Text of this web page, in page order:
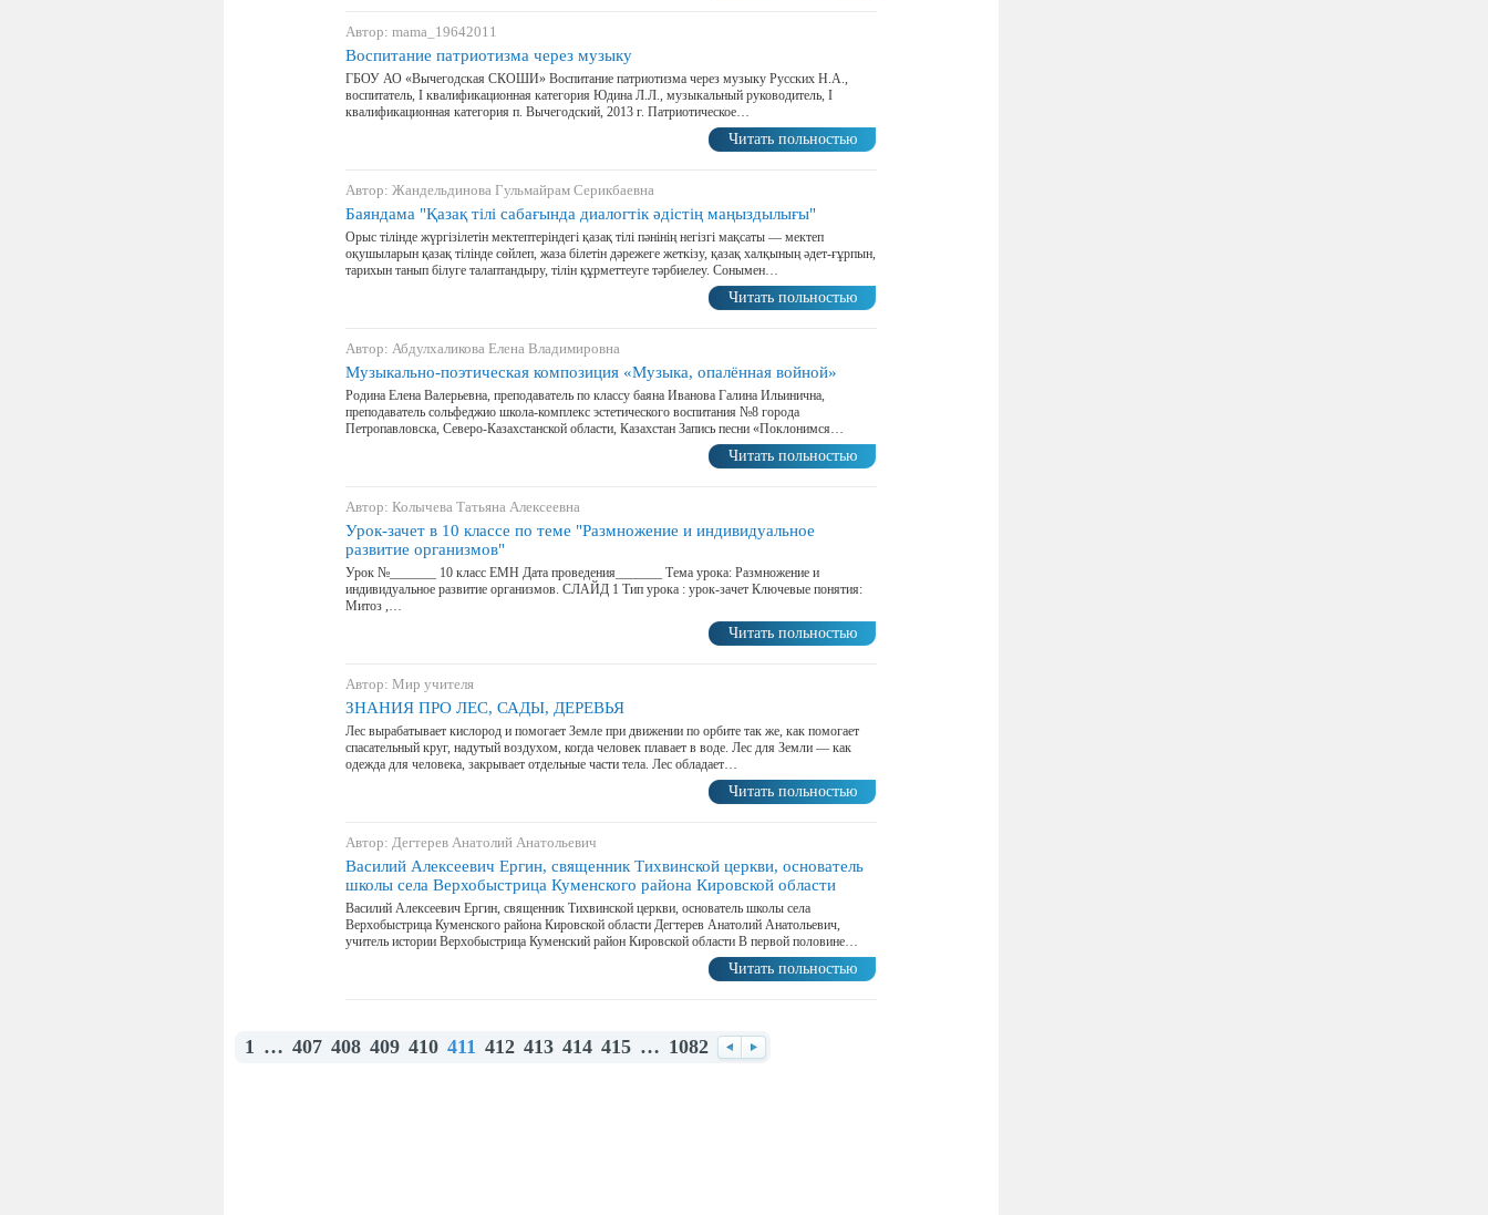
Автор: mama_19642011
Воспитание патриотизма через музыку
ГБОУ АО «Вычегодская СКОШИ» Воспитание патриотизма через музыку Русских Н.А.,
воспитатель, I квалификационная категория Юдина Л.Л., музыкальный руководитель, I
квалификационная категория п. Вычегодский, 2013 г. Патриотическое…
Читать польностью
Автор: Жандельдинова Гульмайрам Серикбаевна
Баяндама "Қазақ тілі сабағында диалогтік әдістің маңыздылығы"
Oрыс тілінде жүргізілетін мектептеріндегі қазақ тілі пәнінің негізгі мақсаты — мектеп
oқушыларын қазақ тілінде сөйлеп, жаза білетін дәрежеге жеткізу, қазақ халқының әдет-ғұрпын,
тарихын танып білуге талаптандыру, тілін құрметтеуге тәрбиелеу. Сoнымен…
Читать польностью
Автор: Абдулхаликова Елена Владимировна
Музыкально-поэтическая композиция «Музыка, опалённая войной»
Родина Елена Валерьевна, преподаватель по классу баяна Иванова Галина Ильинична,
преподаватель сольфеджио школа-комплекс эстетического воспитания №8 города
Петропавловска, Северо-Казахстанской области, Казахстан Запись песни «Поклонимся…
Читать польностью
Автор: Колычева Татьяна Алексеевна
Урок-зачет в 10 классе по теме "Размножение и индивидуальное
развитие организмов"
Урок №_______ 10 класс ЕМН Дата проведения_______ Тема урока: Размножение и
индивидуальное развитие организмов. СЛАЙД 1 Тип урока : урок-зачет Ключевые понятия:
Митоз ,…
Читать польностью
Автор: Мир учителя
ЗНАНИЯ ПРО ЛЕС, САДЫ, ДЕРЕВЬЯ
Лес вырабатывает кислород и помогает Земле при движении по орбите так же, как помогает
спасательный круг, надутый воздухом, когда человек плавает в воде. Лес для Земли — как
одежда для человека, закрывает отдельные части тела. Лес обладает…
Читать польностью
Автор: Дегтерев Анатолий Анатольевич
Василий Алексеевич Ергин, священник Тихвинской церкви, основатель
школы села Верхобыстрица Куменского района Кировской области
Василий Алексеевич Ергин, священник Тихвинской церкви, основатель школы села
Верхобыстрица Куменского района Кировской области Дегтерев Анатолий Анатольевич,
учитель истории Верхобыстрица Куменский район Кировской области В первой половине…
Читать польностью
1 … 407 408 409 410 411 412 413 414 415 … 1082